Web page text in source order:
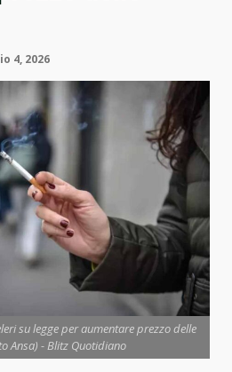
4, 2026
su legge per aumentare prezzo delle
Ansa) - Blitz Quotidiano